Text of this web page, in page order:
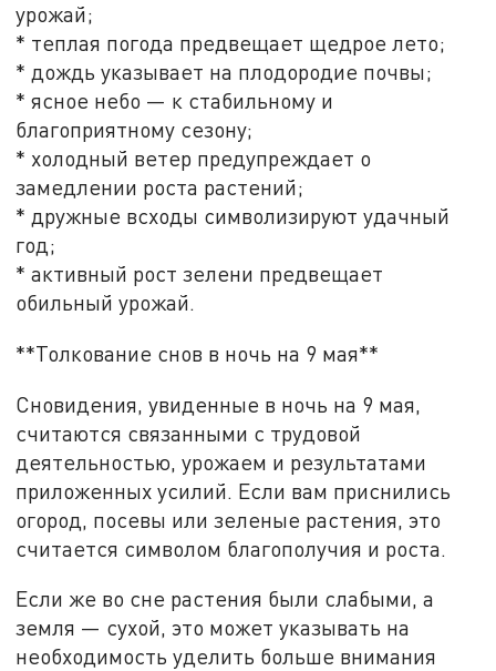
урожай;
* теплая погода предвещает щедрое лето;
* дождь указывает на плодородие почвы;
* ясное небо — к стабильному и
благоприятному сезону;
* холодный ветер предупреждает о
замедлении роста растений;
* дружные всходы символизируют удачный
год;
* активный рост зелени предвещает
обильный урожай.
**Толкование снов в ночь на 9 мая**
Сновидения, увиденные в ночь на 9 мая,
считаются связанными с трудовой
деятельностью, урожаем и результатами
приложенных усилий. Если вам приснились
огород, посевы или зеленые растения, это
считается символом благополучия и роста.
Если же во сне растения были слабыми, а
земля — сухой, это может указывать на
необходимость уделить больше внимания